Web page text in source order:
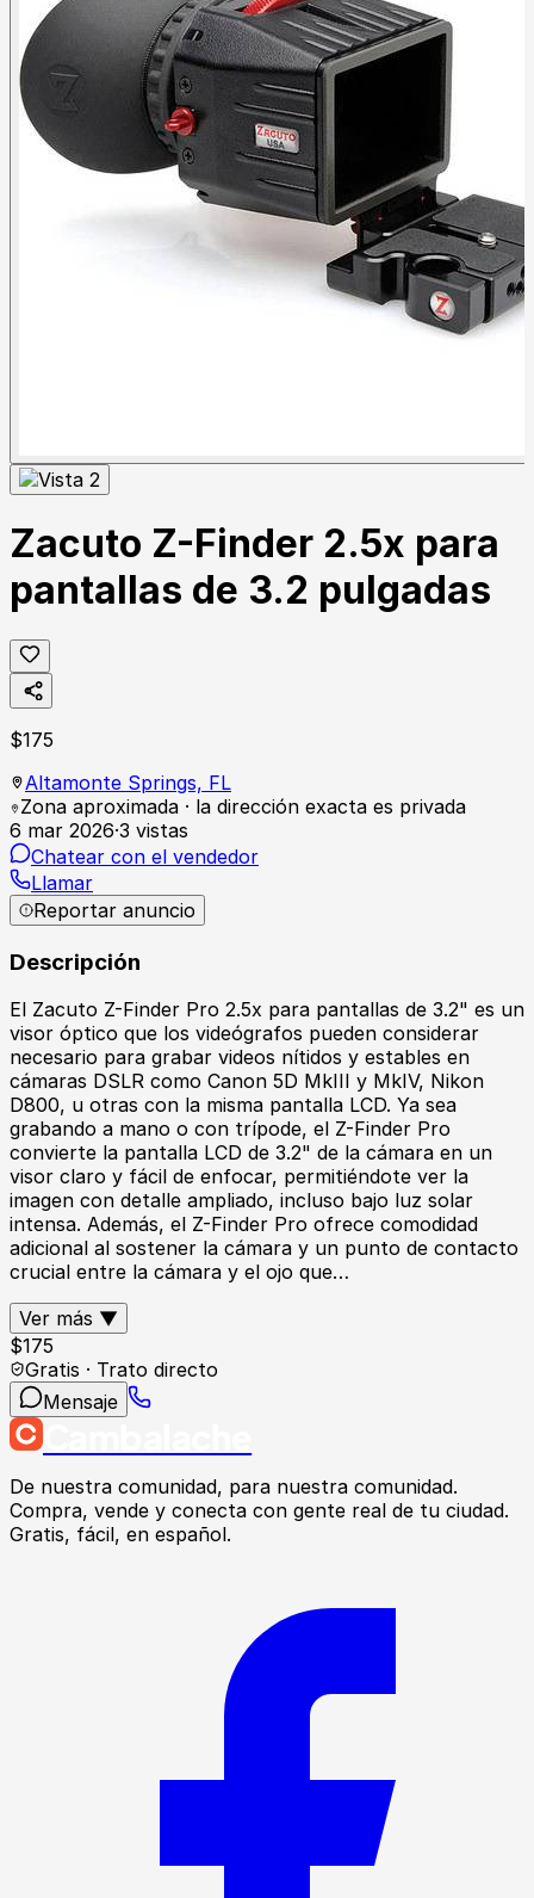
Zacuto Z-Finder 2.5x para
pantallas de 3.2 pulgadas
$175
Altamonte Springs, FL
Zona aproximada · la dirección exacta es privada
6 mar 2026·3 vistas
Chatear con el vendedor
Llamar
Reportar anuncio
Descripción
El Zacuto Z-Finder Pro 2.5x para pantallas de 3.2" es un
visor óptico que los videógrafos pueden considerar
necesario para grabar videos nítidos y estables en
cámaras DSLR como Canon 5D MkIII y MkIV, Nikon
D800, u otras con la misma pantalla LCD. Ya sea
grabando a mano o con trípode, el Z-Finder Pro
convierte la pantalla LCD de 3.2" de la cámara en un
visor claro y fácil de enfocar, permitiéndote ver la
imagen con detalle ampliado, incluso bajo luz solar
intensa. Además, el Z-Finder Pro ofrece comodidad
adicional al sostener la cámara y un punto de contacto
crucial entre la cámara y el ojo que…
Ver más ▼
$175
Gratis · Trato directo
Mensaje
De nuestra comunidad, para nuestra comunidad.
Compra, vende y conecta con gente real de tu ciudad.
Gratis, fácil, en español.